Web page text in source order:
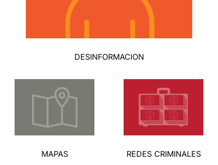
DESINFORMACION
MAPAS REDES CRIMINALES